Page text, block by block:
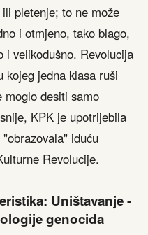
pletenje; to ne može
i otmjeno, tako blago,
i velikodušno. Revolucija
kojeg jedna klasa ruši
moglo desiti samo
KPK je upotrijebila
iduću
Revolucije.
Uništavanje -
genocida